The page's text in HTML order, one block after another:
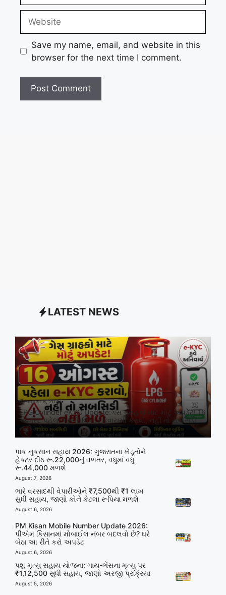
Save my name, email, and website in this
browser for the next time I comment.
LATEST NEWS
August 8, 2026
LPG Cylinder eKYC Update:ગેસ ગ્રાહકો માટે મોટું અપડેટ! 16
ઓગસ્ટ પહેલા ગેસ સિલિન્ડર કેવાયસી કરાવો, નહીં તો સબસિડી
નહીં મળે
પાક નુકસાન સહાય 2026: ગુજરાતના ખેડૂતોને
હેક્ટર દીઠ રૂ.22,000નું વળતર, વધુમાં વધુ
રૂ.44,000 મળશે
August 7, 2026
ભારે વરસાદથી વેપારીઓને ₹7,500થી ₹1 લાખ
સુધી સહાય, જાણો કોને કેટલા રૂપિયા મળશે
August 6, 2026
PM Kisan Mobile Number Update 2026:
પીએમ કિસાનમાં મોબાઈલ નંબર બદલવો છે? ઘરે
બેઠા આ રીતે કરો અપડેટ
August 6, 2026
પશુ મૃત્યુ સહાય યોજના: ગાય-ભેંસના મૃત્યુ પર
₹1,12,500 સુધી સહાય, જાણો અરજી પ્રક્રિયા
August 5, 2026